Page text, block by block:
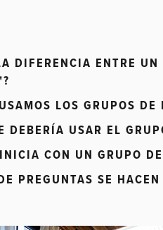
DIFERENCIA ENTRE
LOS GRUPOS DE
DEBERÍA USAR EL
CON UN GRUPO
PREGUNTAS SE